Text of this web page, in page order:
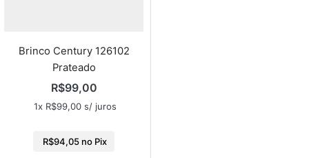
Brinco Century 126102
Prateado
R$99,00
1x R$99,00s/ juros
R$94,05 no Pix